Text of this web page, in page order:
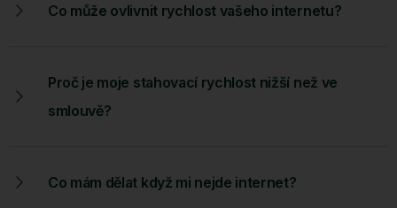
Co může ovlivnit rychlost vašeho internetu?
Proč je moje stahovací rychlost nižší než ve
smlouvě?
Co mám dělat když mi nejde internet?